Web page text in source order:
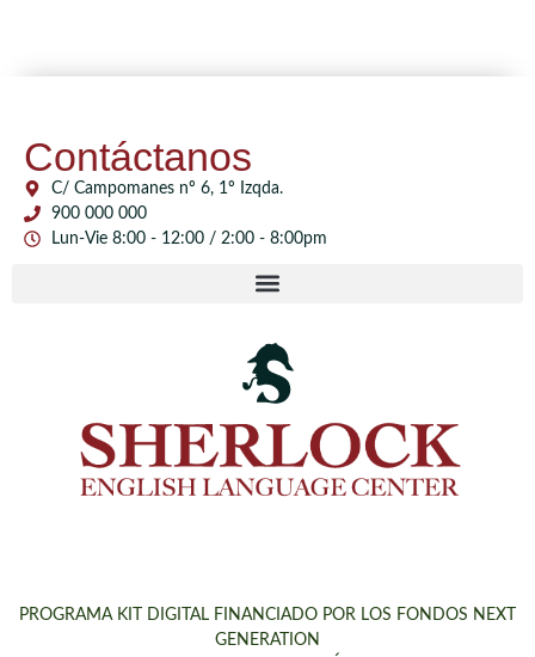
Contáctanos
C/ Campomanes nº 6, 1º Izqda.
900 000 000
Lun-Vie 8:00 - 12:00 / 2:00 - 8:00pm
PROGRAMA KIT DIGITAL FINANCIADO POR LOS FONDOS NEXT
GENERATION